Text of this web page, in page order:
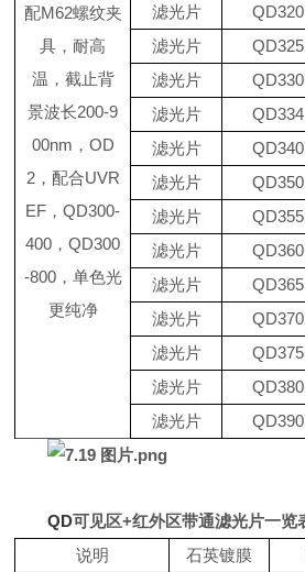
配M62螺纹夹
具， 耐高
温，截止背
景波长200-9
00nm ， OD
2，配合UVR
EF ，QD300-
400 ，QD300
-800，单色光
更纯净
滤光片
QD320
滤光片
QD325
滤光片
QD330
滤光片
QD334
滤光片
QD340
滤光片
QD350
滤光片
QD355
滤光片
QD360
滤光片
QD365
滤光片
QD370
滤光片
QD375
滤光片
QD380
滤光片
QD390
QD可见区+红外区带通滤光片一览
说明
石英镀膜